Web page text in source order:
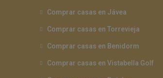
Comprar casas en Jávea
Comprar casas en Torrevieja
Comprar casas en Benidorm
Comprar casas en Vistabella Golf